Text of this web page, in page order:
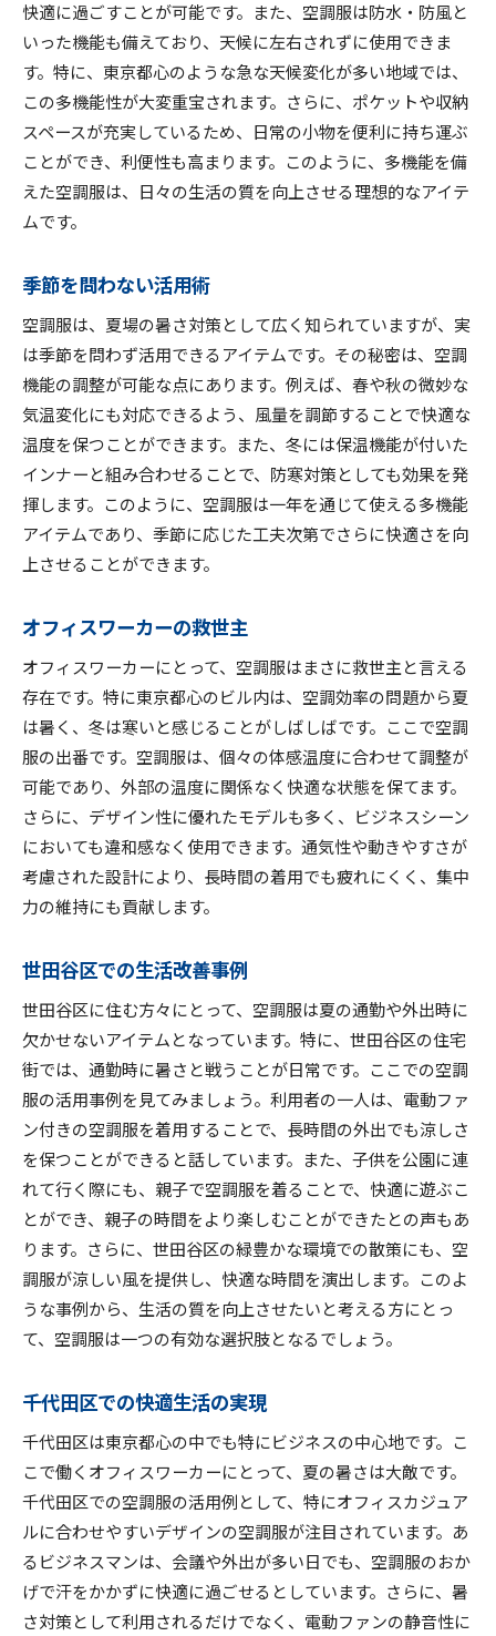
快適に過ごすことが可能です。また、空調服は防水・防風と
いった機能も備えており、天候に左右されずに使用できま
す。特に、東京都心のような急な天候変化が多い地域では、
この多機能性が大変重宝されます。さらに、ポケットや収納
スペースが充実しているため、日常の小物を便利に持ち運ぶ
ことができ、利便性も高まります。このように、多機能を備
えた空調服は、日々の生活の質を向上させる理想的なアイテ
ムです。
季節を問わない活用術
空調服は、夏場の暑さ対策として広く知られていますが、実
は季節を問わず活用できるアイテムです。その秘密は、空調
機能の調整が可能な点にあります。例えば、春や秋の微妙な
気温変化にも対応できるよう、風量を調節することで快適な
温度を保つことができます。また、冬には保温機能が付いた
インナーと組み合わせることで、防寒対策としても効果を発
揮します。このように、空調服は一年を通じて使える多機能
アイテムであり、季節に応じた工夫次第でさらに快適さを向
上させることができます。
オフィスワーカーの救世主
オフィスワーカーにとって、空調服はまさに救世主と言える
存在です。特に東京都心のビル内は、空調効率の問題から夏
は暑く、冬は寒いと感じることがしばしばです。ここで空調
服の出番です。空調服は、個々の体感温度に合わせて調整が
可能であり、外部の温度に関係なく快適な状態を保てます。
さらに、デザイン性に優れたモデルも多く、ビジネスシーン
においても違和感なく使用できます。通気性や動きやすさが
考慮された設計により、長時間の着用でも疲れにくく、集中
力の維持にも貢献します。
世田谷区での生活改善事例
世田谷区に住む方々にとって、空調服は夏の通勤や外出時に
欠かせないアイテムとなっています。特に、世田谷区の住宅
街では、通勤時に暑さと戦うことが日常です。ここでの空調
服の活用事例を見てみましょう。利用者の一人は、電動ファ
ン付きの空調服を着用することで、長時間の外出でも涼しさ
を保つことができると話しています。また、子供を公園に連
れて行く際にも、親子で空調服を着ることで、快適に遊ぶこ
とができ、親子の時間をより楽しむことができたとの声もあ
ります。さらに、世田谷区の緑豊かな環境での散策にも、空
調服が涼しい風を提供し、快適な時間を演出します。このよ
うな事例から、生活の質を向上させたいと考える方にとっ
て、空調服は一つの有効な選択肢となるでしょう。
千代田区での快適生活の実現
千代田区は東京都心の中でも特にビジネスの中心地です。こ
こで働くオフィスワーカーにとって、夏の暑さは大敵です。
千代田区での空調服の活用例として、特にオフィスカジュア
ルに合わせやすいデザインの空調服が注目されています。あ
るビジネスマンは、会議や外出が多い日でも、空調服のおか
げで汗をかかずに快適に過ごせるとしています。さらに、暑
さ対策として利用されるだけでなく、電動ファンの静音性に